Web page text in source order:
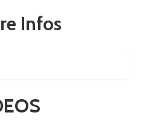
Infos